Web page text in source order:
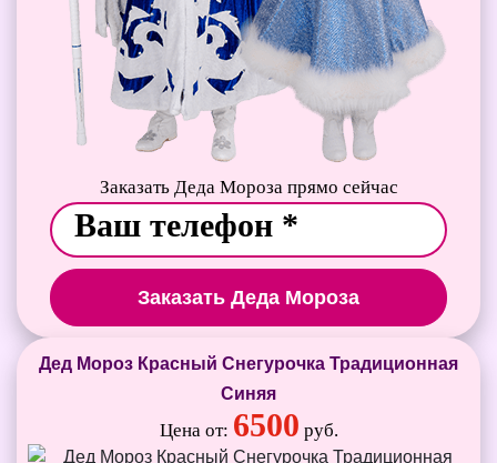
Заказать Деда Мороза прямо сейчас
Заказать Деда Мороза
Дед Мороз Красный Снегурочка Традиционная
Синяя
Цена от: 6500 руб.